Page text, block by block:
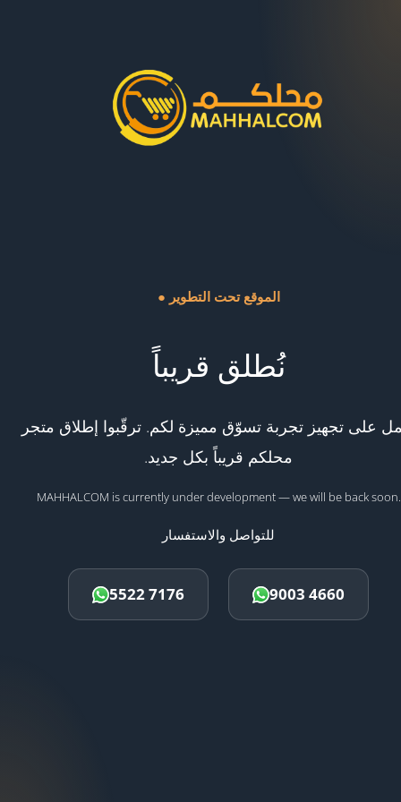
● الموقع تحت التطوير
نُطلق قريباً
على تجهيز تجربة تسوّق مميزة لكم. ترقّبوا إطلاق متجر
محلكم قريباً بكل جديد.
MAHHALCOM is currently under development — we will be back soon.
للتواصل والاستفسار
5522 7176 9003 4660